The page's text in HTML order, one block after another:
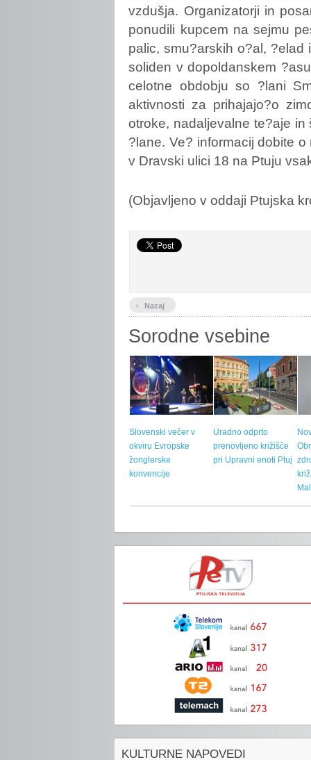
vzdušja. Organizatorji in
ponudili kupcem na sejmu
palic, smu?arskih o?al,
soliden v dopoldanskem
celotne obdobju so ?lani
aktivnosti za prihajajo?o
otroke, nadaljevalne te?aje
?lane. Ve? informacij dobite
v Dravski ulici 18 na Ptuju
(Objavljeno v oddaji Ptujska
‹ Nazaj
Sorodne vsebine
Slovenski večer v
okviru Evropske
žonglerske
konvencije
Uradno odprto
prenovljeno križišče
pri Upravni enoti Ptuj
KULTURNE NAPOVEDI